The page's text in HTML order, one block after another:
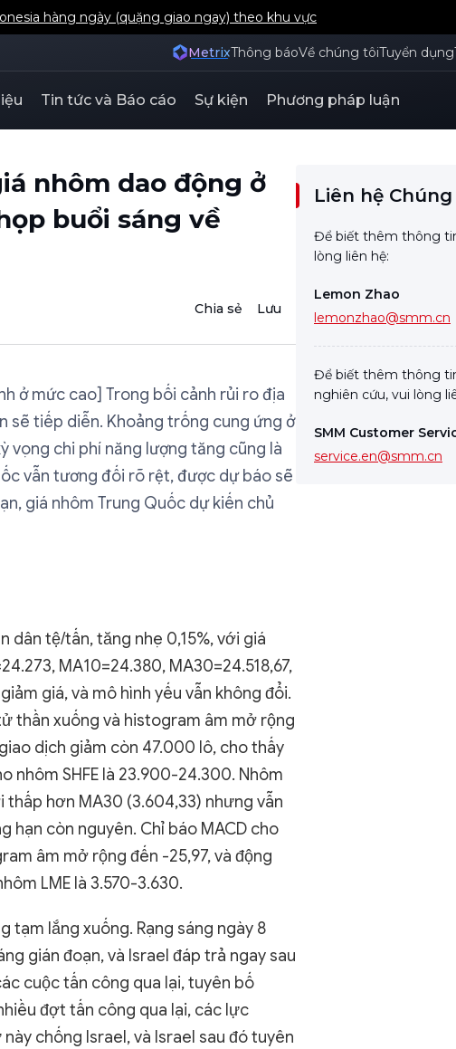
Bản và Hàn Quốc của SMM
MetrixThông báoVề chúng tôiTuyển dụng
Tin tức và Báo cáo Sự kiện Phương pháp luận
nhôm dao động ở
buổi sáng về
Chia sẻ Lưu
ở mức cao] Trong bối cảnh rủi ro địa
sẽ tiếp diễn. Khoảng trống cung ứng ở
vọng chi phí năng lượng tăng cũng là
vẫn tương đối rõ rệt, được dự báo sẽ
giá nhôm Trung Quốc dự kiến chủ
dân tệ/tấn, tăng nhẹ 0,15%, với giá
MA10=24.380, MA30=24.518,67,
giá, và mô hình yếu vẫn không đổi.
thần xuống và histogram âm mở rộng
dịch giảm còn 47.000 lô, cho thấy
nhôm SHFE là 23.900-24.300. Nhôm
thấp hơn MA30 (3.604,33) nhưng vẫn
hạn còn nguyên. Chỉ báo MACD cho
âm mở rộng đến -25,97, và động
LME là 3.570-3.630.
tạm lắng xuống. Rạng sáng ngày 8
gián đoạn, và Israel đáp trả ngay sau
cuộc tấn công qua lại, tuyên bố
đợt tấn công qua lại, các lực
chống Israel, và Israel sau đó tuyên
Liên hệ
Để biết thêm thông
lòng liên hệ:
Lemon Zhao
lemonzhao@smm.cn
Để biết thêm thông
nghiên cứu, vui lòng
SMM Customer
service.en@smm.cn